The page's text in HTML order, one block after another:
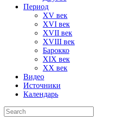
Период
XV век
XVI век
XVII век
XVIII век
Барокко
XIX век
XX век
Видео
Источники
Календарь